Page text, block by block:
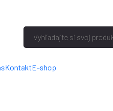
KontaktE-shop